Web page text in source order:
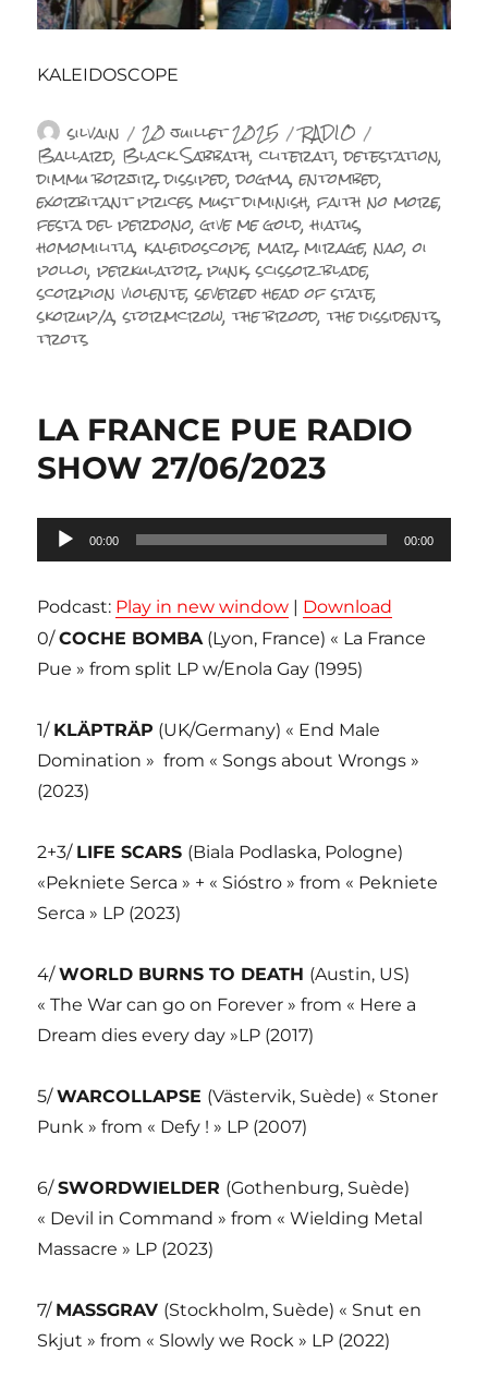
KALEIDOSCOPE
Auteur
silvain Publié
le
20 juillet 2025 Catégories
RADIO
Ballard, Black Sabbath,cliterati,detestation,
dimmu borjir,dissiped,dogma,entombed,
exorbitant prices must diminish,faith no more,
festa del perdono,give me gold,hiatus,
homomilitia, kaleidoscope,mar,mirage,nao,oi
polloi,perkulator,punk,scissor blade,
scorpion violente,severed head of state,
skorup/a,stormcrow,the brood,the dissidents,
trots
LA FRANCE PUE RADIO
SHOW 27/06/2023
Lecteur
audio
00:00 00:00
Podcast: Play in new window | Download
0/COCHE BOMBA (Lyon, France) « La France
Pue » from split LP w/Enola Gay (1995)
1/ KLÄPTRÄP (UK/Germany) « End Male
Domination » from « Songs about Wrongs »
(2023)
2+3/ LIFE SCARS (Biala Podlaska, Pologne)
«Pekniete Serca » + « Sióstro » from « Pekniete
Serca » LP (2023)
4/WORLD BURNS TO DEATH (Austin, US)
« The War can go on Forever » from « Here a
Dream dies every day »LP (2017)
5/WARCOLLAPSE (Västervik, Suède) « Stoner
Punk » from « Defy ! » LP (2007)
6/SWORDWIELDER (Gothenburg, Suède)
« Devil in Command » from « Wielding Metal
Massacre » LP (2023)
7/ MASSGRAV (Stockholm, Suède) « Snut en
Skjut » from « Slowly we Rock » LP (2022)